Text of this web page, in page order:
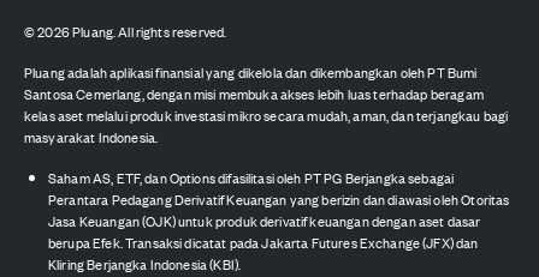
©2026Pluang. All rights reserved.
Pluang adalah aplikasi finansial yang dikelola dan dikembangkan oleh PT Bumi
Santosa Cemerlang, dengan misi membuka akses lebih luas terhadap beragam
kelas aset melalui produk investasi mikro secara mudah, aman, dan terjangkau bagi
masyarakat Indonesia.
Saham AS, ETF, dan Options difasilitasi oleh PT PG Berjangka sebagai
Perantara Pedagang Derivatif Keuangan yang berizin dan diawasi oleh Otoritas
Jasa Keuangan (OJK) untuk produk derivatif keuangan dengan aset dasar
berupa Efek. Transaksi dicatat pada Jakarta Futures Exchange (JFX) dan
Kliring Berjangka Indonesia (KBI).